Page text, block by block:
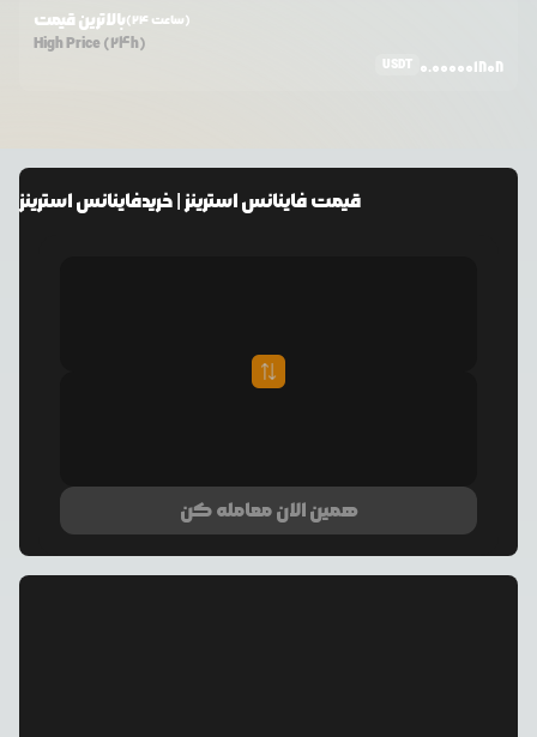
بالاترین قیمت (24 ساعت)
High Price (24h)
USDT 0.000001808
قیمتفاینانس استرینز | خریدفاینانس استرینز
همین الان معامله کن